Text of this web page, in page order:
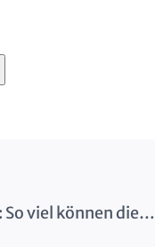
Stromspiegel 2025: So viel können die Deutschen einsparen